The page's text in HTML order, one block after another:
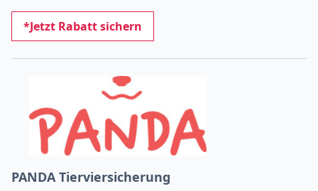
*Jetzt Rabatt sichern
PANDA Tierviersicherung